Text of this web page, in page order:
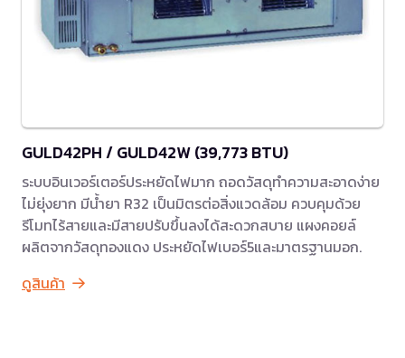
GULD42PH / GULD42W (39,773 BTU)
ระบบอินเวอร์เตอร์ประหยัดไฟมาก ถอดวัสดุทำความสะอาดง่าย
ไม่ยุ่งยาก มีน้ำยา R32 เป็นมิตรต่อสิ่งแวดล้อม ควบคุมด้วย
รีโมทไร้สายและมีสายปรับขึ้นลงได้สะดวกสบาย แผงคอยล์
ผลิตจากวัสดุทองแดง ประหยัดไฟเบอร์5และมาตรฐานมอก.
ดูสินค้า